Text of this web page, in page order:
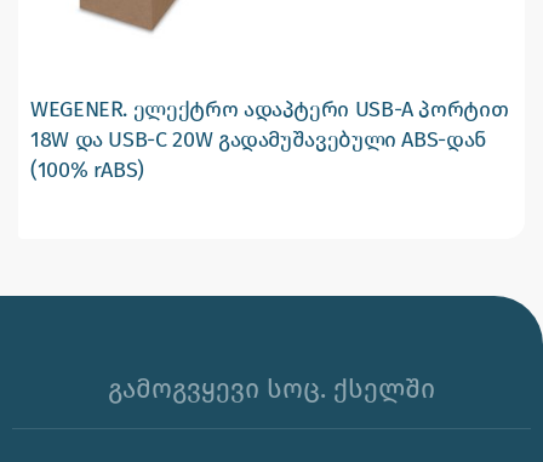
WEGENER. ელექტრო ადაპტერი USB-A პორტით
18W და USB-C 20W გადამუშავებული ABS-დან
(100% rABS)
გამოგვყევი სოც. ქსელში